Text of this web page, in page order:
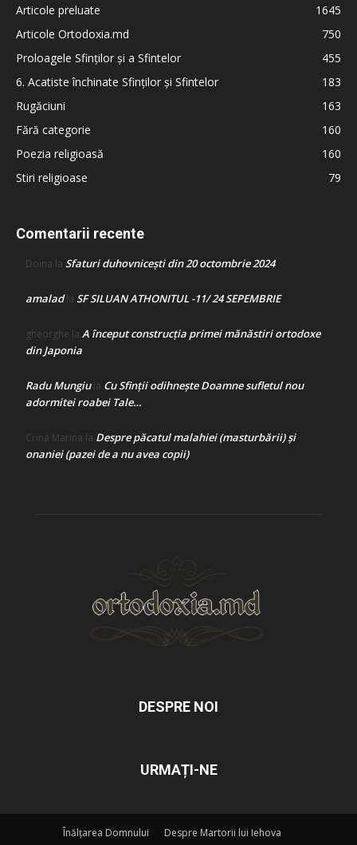
Articole preluate
1645
Articole Ortodoxia.md
750
Proloagele Sfinților și a Sfintelor
455
6. Acatiste închinate Sfinților și Sfintelor
183
Rugăciuni
163
Fără categorie
160
Poezia religioasă
160
Stiri religioase
79
Comentarii recente
Doina la Sfaturi duhovnicești din 20 octombrie 2024
amaladla SF SILUAN ATHONITUL -11/ 24 SEPEMBRIE
gheorghe la A început construcţia primei mănăstiri ortodoxe
din Japonia
Radu Mungiula Cu Sfinții odihnește Doamne sufletul nou
adormitei roabei Tale…
Crina Marina la Despre păcatul malahiei (masturbării) şi
onaniei (pazei de a nu avea copii)
DESPRE NOI
URMAȚI-NE
Înălțarea Domnului
Despre Martorii lui Iehova